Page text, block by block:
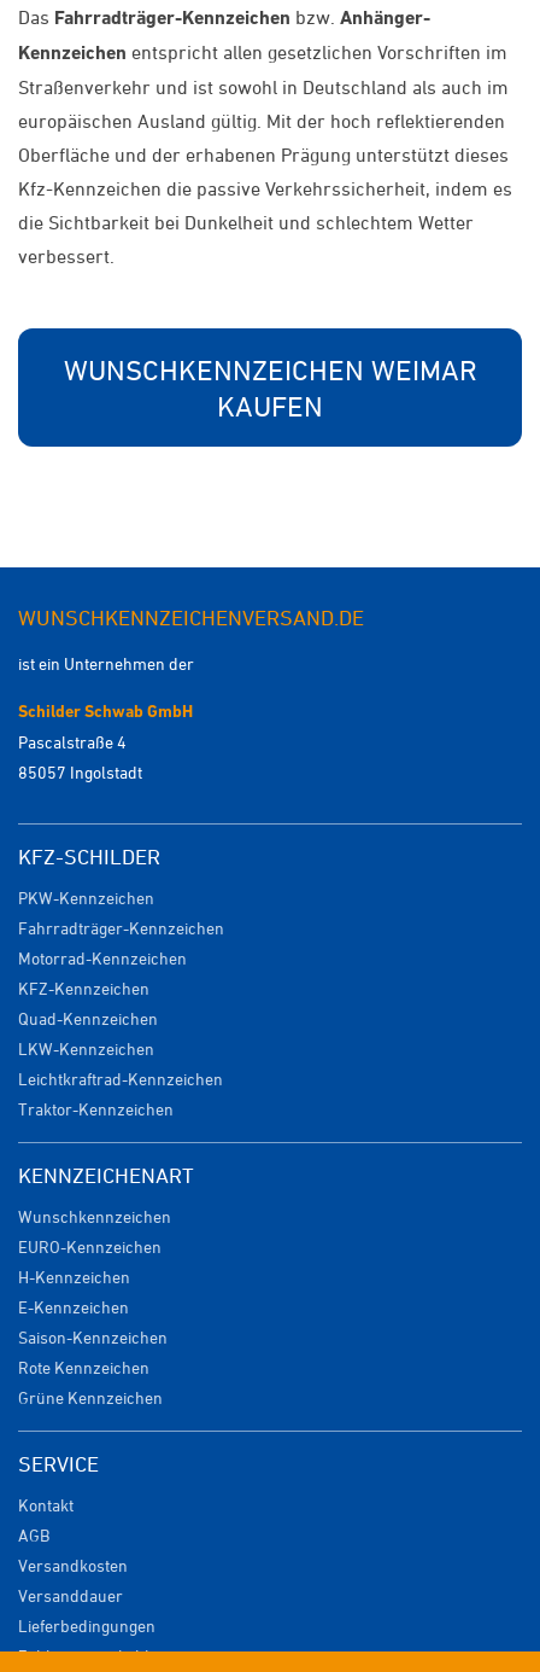
Das Fahrradträger-Kennzeichen bzw. Anhänger-
Kennzeichen entspricht allen gesetzlichen Vorschriften im
Straßenverkehr und ist sowohl in Deutschland als auch im
europäischen Ausland gültig. Mit der hoch reflektierenden
Oberfläche und der erhabenen Prägung unterstützt dieses
Kfz-Kennzeichen die passive Verkehrssicherheit, indem es
die Sichtbarkeit bei Dunkelheit und schlechtem Wetter
verbessert.
WUNSCHKENNZEICHEN WEIMAR
KAUFEN
WUNSCHKENNZEICHENVERSAND.DE
ist ein Unternehmen der
Schilder Schwab GmbH
Pascalstraße 4
85057 Ingolstadt
KFZ-SCHILDER
PKW-Kennzeichen
Fahrradträger-Kennzeichen
Motorrad-Kennzeichen
KFZ-Kennzeichen
Quad-Kennzeichen
LKW-Kennzeichen
Leichtkraftrad-Kennzeichen
Traktor-Kennzeichen
KENNZEICHENART
Wunschkennzeichen
EURO-Kennzeichen
H-Kennzeichen
E-Kennzeichen
Saison-Kennzeichen
Rote Kennzeichen
Grüne Kennzeichen
SERVICE
Kontakt
AGB
Versandkosten
Versanddauer
Lieferbedingungen
Zahlungsmöglichkeiten